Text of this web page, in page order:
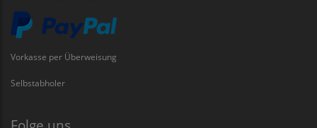
Vorkasse per Überweisung
Selbstabholer